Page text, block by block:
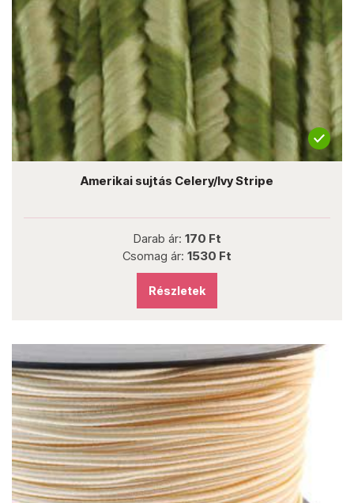
Amerikai sujtás Celery/Ivy Stripe
Darab ár: 170 Ft
Csomag ár: 1530 Ft
Részletek